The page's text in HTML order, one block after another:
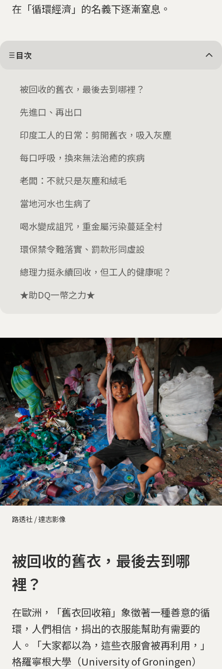
在「循環經濟」的名義下逐漸窒息。
目次
被回收的舊衣，最後去到哪裡？
先進口、再出口
印度工人的日常：剪開舊衣，吸入灰塵
每口呼吸，換來無法治癒的疾病
老闆：不就只是灰塵和絨毛
當地河水也生病了
喝水變成詛咒，重金屬污染蔓延全村
環保禁令難落實、罰款形同虛設
總理力挺永續回收，但工人的健康呢？
★助DQ一幣之力★
路透社 / 達志影像
被回收的舊衣，最後去到哪
裡？
在歐洲，「舊衣回收箱」象徵著一種善意的循
環，人們相信，捐出的衣服能幫助有需要的
人。「大家都以為，這些衣服會被再利用，」
格羅寧根大學（University of Groningen）